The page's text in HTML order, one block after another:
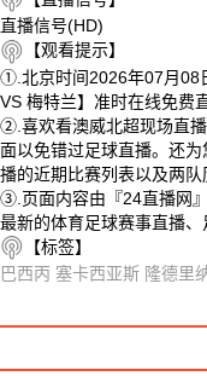
直播信号(HD)
【观看提示】
①.北京时间2026年07月08
VS 梅特兰】准时在线免费
②.喜欢看澳威北超现场直
面以免错过足球直播。还
播的近期比赛列表以及两队
③.页面内容由『24直播网
最新的体育足球赛事直播、
【标签】
巴西丙 塞卡西亚斯 隆德里